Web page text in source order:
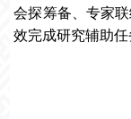
会探筹备、专家
效完成研究辅助